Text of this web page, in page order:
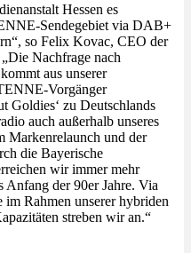
Hessen es
Sendegebiet via DAB+
so Felix Kovac, CEO der
Nachfrage nach
aus unserer
Vorgänger
zu Deutschlands
auch außerhalb unseres
Markenrelaunch und der
die Bayerische
wir immer mehr
Anfang der 90er Jahre. Via
Rahmen unserer hybriden
streben wir an.“